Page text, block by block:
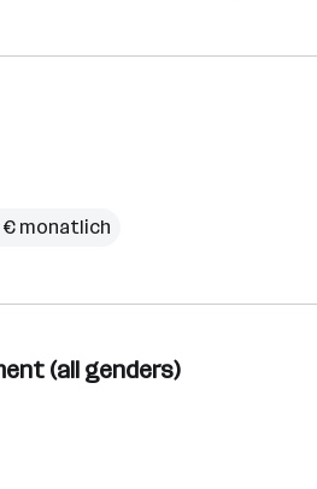
€ monatlich
(all genders)